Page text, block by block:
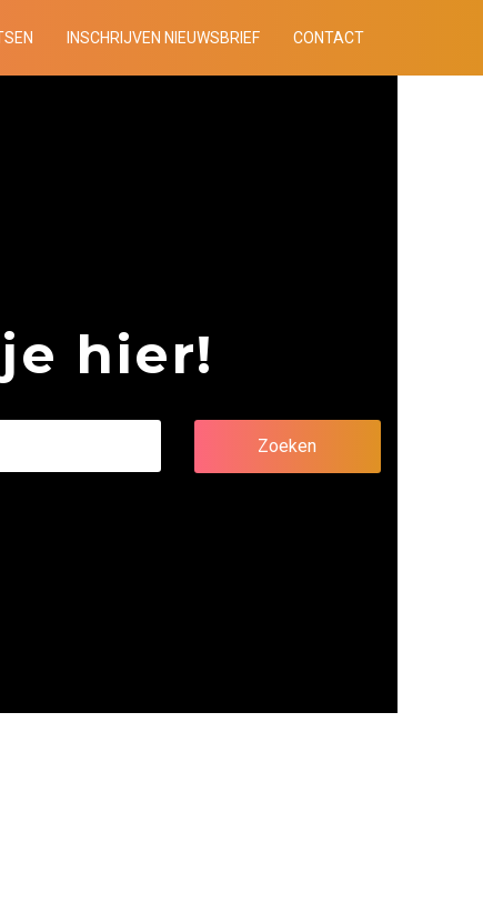
INSCHRIJVEN NIEUWSBRIEF CONTACT
hier!